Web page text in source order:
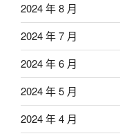
2024 年 8 月
2024 年 7 月
2024 年 6 月
2024 年 5 月
2024 年 4 月